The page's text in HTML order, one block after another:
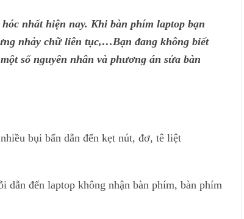
nhất hiện nay. Khi bàn phím laptop bạn
nhảy chữ liên tục,…Bạn đang không biết
số nguyên nhân và phương án sửa bàn
bụi bẩn dẫn đến kẹt nút, đơ, tê liệt
đến laptop không nhận bàn phím, bàn phím